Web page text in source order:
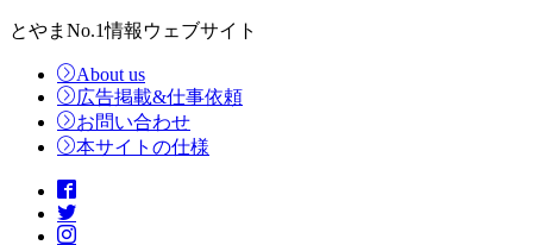
とやまNo.1情報ウェブサイト
About us
広告掲載&仕事依頼
お問い合わせ
本サイトの仕様